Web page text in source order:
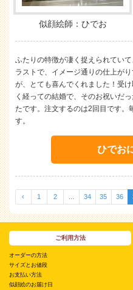
似顔絵師：ひでお
ふたりの特徴が凄く捉えられてい
ラストで、イメージ通りの仕上が
が、とても喜んでくれました！受
く経っての結婚で、そのお祝いだ
たです。注文するのは2回目です。
す。
ひでお
‹ 1 2 34 35 36
ご利用方法
オーダーの方法
サイズとお値段
お支払い方法
似顔絵のお届け日